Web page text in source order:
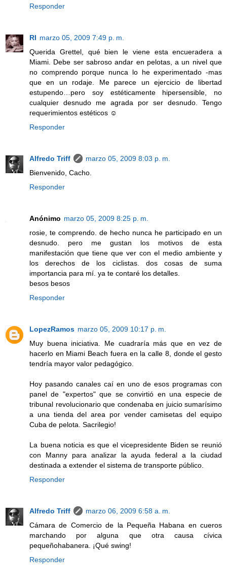
Responder
RI marzo 05, 2009 7:49 p. m.
Querida Grettel, qué bien le viene esta encueradera a
Miami. Debe ser sabroso andar en pelotas, a un nivel que
no comprendo porque nunca lo he experimentado -mas
que en un rodaje. Me parece un ejercicio de libertad
estupendo…pero soy estéticamente hipersensible, no
cualquier desnudo me agrada por ser desnudo. Tengo
requerimientos estéticos ☺
Responder
Alfredo Triff
marzo 05, 2009 8:03 p. m.
Bienvenido, Cacho.
Responder
Anónimo marzo 05, 2009 8:25 p. m.
rosie, te comprendo. de hecho nunca he participado en un
desnudo. pero me gustan los motivos de esta
manifestación que tiene que ver con el medio ambiente y
los derechos de los ciclistas. dos cosas de suma
importancia para mí. ya te contaré los detalles.
besos besos
Responder
LopezRamos marzo 05, 2009 10:17 p. m.
Muy buena iniciativa. Me cuadraría más que en vez de
hacerlo en Miami Beach fuera en la calle 8, donde el gesto
tendría mayor valor pedagógico.
Hoy pasando canales caí en uno de esos programas con
panel de "expertos" que se convirtió en una especie de
tribunal revolucionario que condenaba en juicio sumarísimo
a una tienda del area por vender camisetas del equipo
Cuba de pelota. Sacrilegio!
La buena noticia es que el vicepresidente Biden se reunió
con Manny para analizar la ayuda federal a la ciudad
destinada a extender el sistema de transporte público.
Responder
Alfredo Triff
marzo 06, 2009 6:58 a. m.
Cámara de Comercio de la Pequeña Habana en cueros
marchando por alguna que otra causa cívica
pequeñohabanera. ¡Qué swing!
Responder